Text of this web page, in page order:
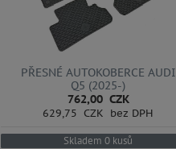
PŘESNÉ AUTOKOBERCE AUDI
Q5 (2025-)
762,00 CZK
629,75 CZK bez DPH
Skladem 0 kusů